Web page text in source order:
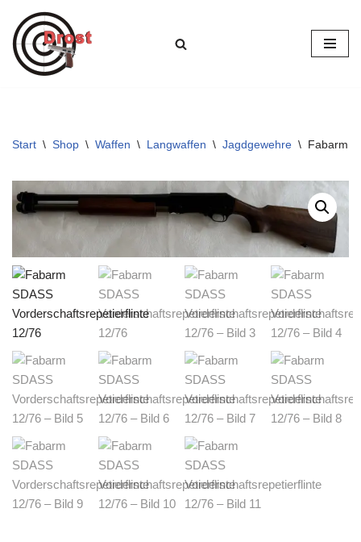
Zum
Inhalt
Start \ Shop \ Waffen \ Langwaffen \ Jagdgewehre \ Fabarm